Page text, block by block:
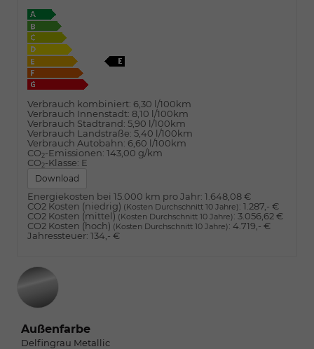
Verbrauch kombiniert: 6,30 l/100km
Verbrauch Innenstadt: 8,10 l/100km
Verbrauch Stadtrand: 5,90 l/100km
Verbrauch Landstraße: 5,40 l/100km
Verbrauch Autobahn: 6,60 l/100km
CO2-Emissionen: 143,00 g/km
CO2-Klasse: E
Download
Energiekosten bei 15.000 km pro Jahr: 1.648,08 €
CO2 Kosten (niedrig) (Kosten Durchschnitt 10 Jahre): 1.287,- €
CO2 Kosten (mittel) (Kosten Durchschnitt 10 Jahre): 3.056,62 €
CO2 Kosten (hoch) (Kosten Durchschnitt 10 Jahre): 4.719,- €
Jahressteuer: 134,- €
Außenfarbe
Delfingrau Metallic